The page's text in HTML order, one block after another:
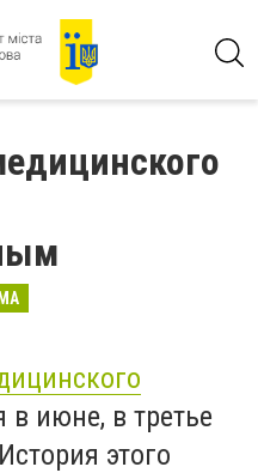
в июне, в третье
этого